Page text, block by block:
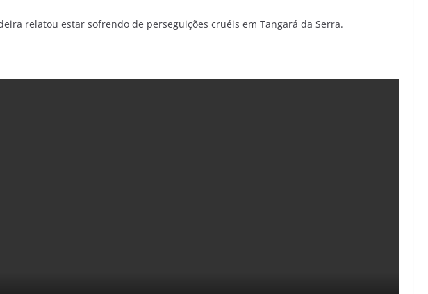
relatou estar sofrendo de perseguições cruéis em Tangará da Serra.